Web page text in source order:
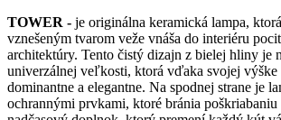
through
37,00€
má
viacero
variantov.
Možnosti
si
môžete
TOWER - je originálna keramická lampa,
vznešeným tvarom veže vnáša do interiéru
architektúry. Tento čistý dizajn z bielej hliny je
univerzálnej veľkosti, ktorá vďaka svojej výške
dominantne a elegantne. Na spodnej strane je
ochrannými prvkami, ktoré bránia poškriabaniu